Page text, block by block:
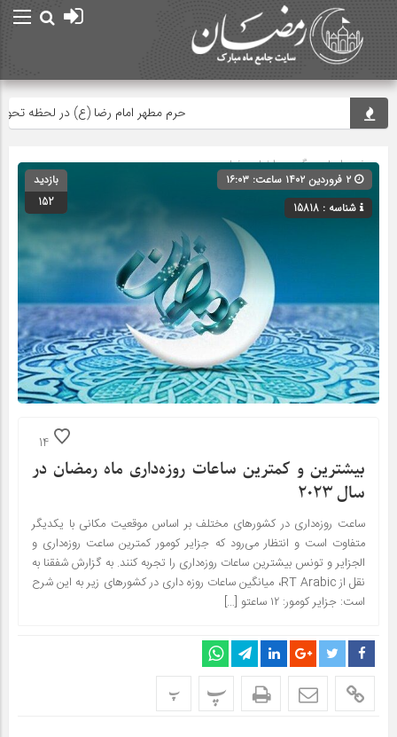
حرم مطهر امام رضا (ع) در لحظه تحویل
صفحه اصلی» گروه »اخبار رمضان
شناسه : 15818
بازدید
152
14
بیشترین و کمترین ساعات روزه‌داری ماه رمضان در
سال ۲۰۲۳
ساعت روزه‌داری در کشورهای مختلف بر اساس موقعیت مکانی با یکدیگر
متفاوت است و انتظار می‌رود که جزایر کومور کمترین ساعت روزه‌داری و
الجزایر و تونس بیشترین ساعات روزه‌داری را تجربه کنند. به گزارش شفقنا به
نقل از RT Arabic، میانگین ساعات روزه داری در کشورهای زیر به این شرح
است: جزایر کومور: ۱۲ ساعتو […]
پ پ